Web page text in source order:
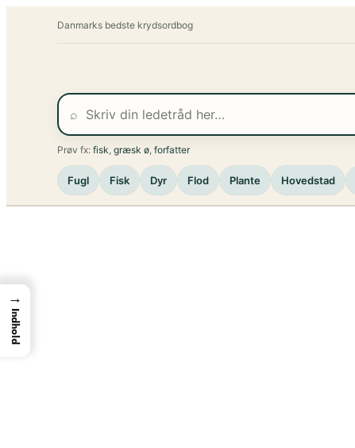
Danmarks bedste krydsordbog
⌕
Prøv fx: fisk græsk ø forfatter
Fugl Fisk Dyr Flod Plante Hovedstad
→
Indhold